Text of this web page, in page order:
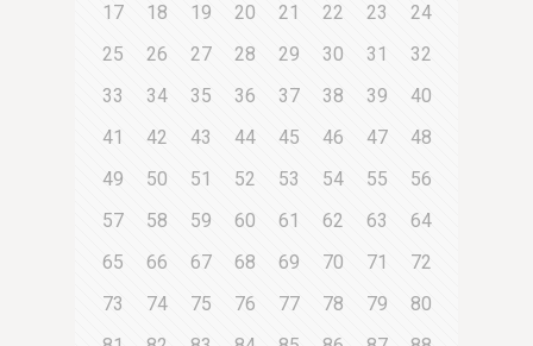
17
18 19 20 21 22 23
24
25
26 27 28 29 30 31
32
33
34 35 36 37 38 39
40
41
42 43 44 45 46 47
48
49
50 51 52 53 54 55
56
57
58 59 60 61 62 63
64
65
66 67 68 69 70 71
72
73
74 75 76 77 78 79
80